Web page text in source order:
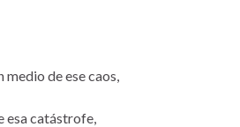
medio de ese caos,
esa catástrofe,